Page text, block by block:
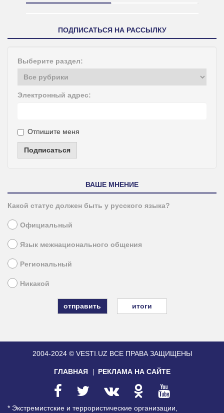
ПОДПИСАТЬСЯ НА РАССЫЛКУ
Выберите раздел:
Электронный адрес:
Отпишите меня
Подписаться
ВАШЕ МНЕНИЕ
Какой статус должен быть у русского языка?
Официальный
Язык межнационального общения
Региональный
Никакой
итоги
2004-2024 © VESTI.UZ ВСЕ ПРАВА ЗАЩИЩЕНЫ
ГЛАВНАЯ РЕКЛАМА НА САЙТЕ
* Экстремистские и террористические организации,